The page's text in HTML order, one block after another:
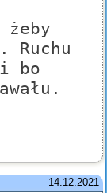
Ruchu
bo
14.12.2021